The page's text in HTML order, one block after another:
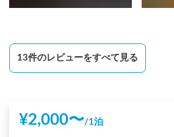
13件のレビューをすべて見る
¥2,000〜/1泊